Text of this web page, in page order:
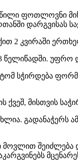
ფოთლოვნი
2 კვირაში
უფრო
სჭირდება
მისთვის
გადანაჭერს